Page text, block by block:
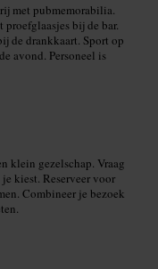
met pubmemorabilia.
proefglaasjes bij de bar.
de drankkaart. Sport op
avond. Personeel is
klein gezelschap. Vraag
kiest. Reserveer voor
Combineer je bezoek